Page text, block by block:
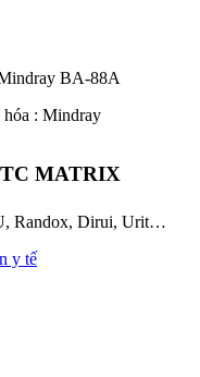
BA-88A
hóa : Mindray
TC MATRIX
Randox, Dirui, Urit…
y tế